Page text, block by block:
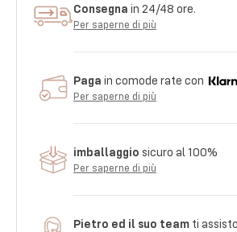
Consegna in 24/48 ore.
Per saperne di più
Paga in comode rate con
Per saperne di più
imballaggio sicuro al 100%
Per saperne di più
Pietro ed il suo team ti